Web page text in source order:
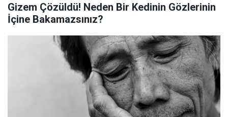
Gizem Çözüldü! Neden Bir Kedinin Gözlerinin
İçine Bakamazsınız?